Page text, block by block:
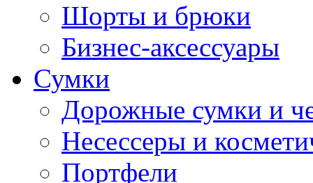
Шорты и брюки
Бизнес-аксессуары
Сумки
Дорожные сумки и
Несессеры и
Портфели